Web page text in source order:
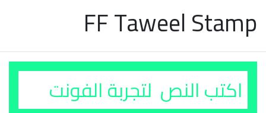
FF Taweel Stamp